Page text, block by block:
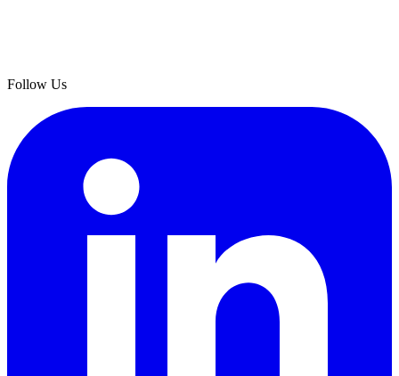
Follow Us